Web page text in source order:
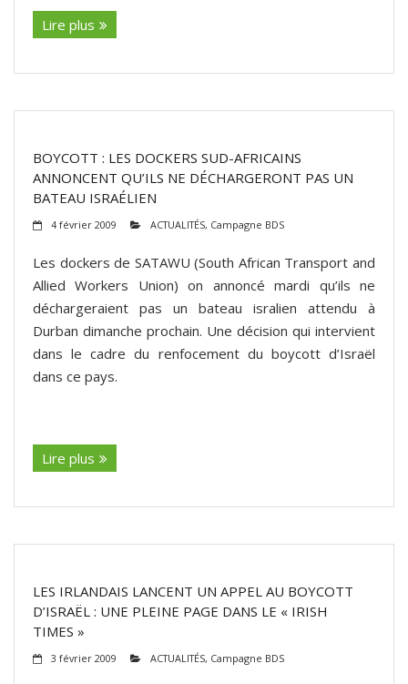
Lire plus
BOYCOTT : LES DOCKERS SUD-AFRICAINS
ANNONCENT QU’ILS NE DÉCHARGERONT PAS UN
BATEAU ISRAÉLIEN
4 février 2009 ACTUALITÉS, Campagne BDS
Les dockers de SATAWU (South African Transport and
Allied Workers Union) on annoncé mardi qu’ils ne
déchargeraient pas un bateau isralien attendu à
Durban dimanche prochain. Une décision qui intervient
dans le cadre du renfocement du boycott d’Israël
dans ce pays.
Lire plus
LES IRLANDAIS LANCENT UN APPEL AU BOYCOTT
D’ISRAËL : UNE PLEINE PAGE DANS LE « IRISH
TIMES »
3 février 2009 ACTUALITÉS, Campagne BDS